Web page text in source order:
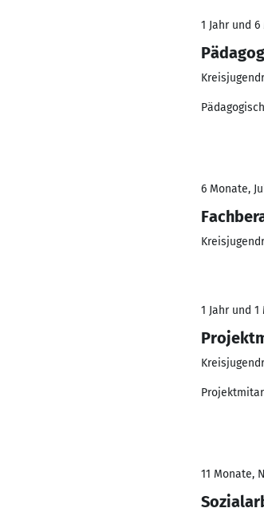
1 Jahr und
6 Monate,
1 Jahr und
11 Monate,